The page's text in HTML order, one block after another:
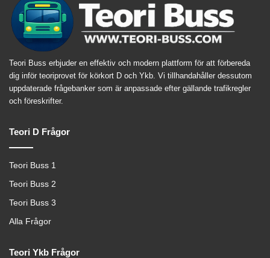
Teori Buss erbjuder en effektiv och modern plattform för att förbereda
dig inför teoriprovet för körkort D och Ykb. Vi tillhandahåller dessutom
uppdaterade frågebanker som är anpassade efter gällande trafikregler
och föreskrifter.
Teori D Frågor
Teori Buss 1
Teori Buss 2
Teori Buss 3
Alla Frågor
Teori Ykb Frågor